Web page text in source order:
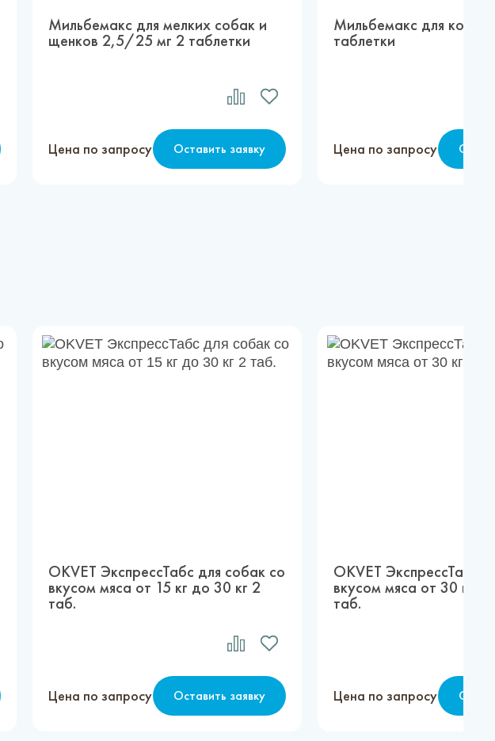
Мильбемакс для мелких собак и
щенков 2,5/25 мг 2 таблетки
Цена по запросу Оставить заявку
Мильбемакс для
таблетки
Цена по запросу
OKVET ЭкспрессТабс для собак со
вкусом мяса от 15 кг до 30 кг 2
таб.
Цена по запросу Оставить заявку
OKVET ЭкспрессТабс
вкусом мяса от 30 кг
таб.
Цена по запросу